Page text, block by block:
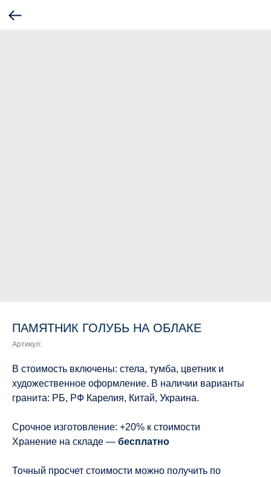
ПАМЯТНИК ГОЛУБЬ НА ОБЛАКЕ
Артикул:
В стоимость включены: стела, тумба, цветник и
художественное оформление. В наличии варианты
гранита: РБ, РФ Карелия, Китай, Украина.
Срочное изготовление: +20% к стоимости
Хранение на складе — бесплатно
Точный просчет стоимости можно получить по